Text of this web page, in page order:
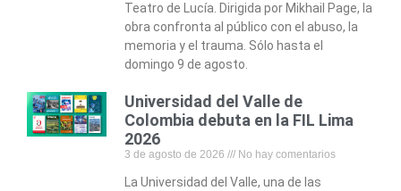
Teatro de Lucía. Dirigida por Mikhail Page, la
obra confronta al público con el abuso, la
memoria y el trauma. Sólo hasta el
domingo 9 de agosto.
Universidad del Valle de
Colombia debuta en la FIL Lima
2026
3 de agosto de 2026 No hay comentarios
La Universidad del Valle, una de las